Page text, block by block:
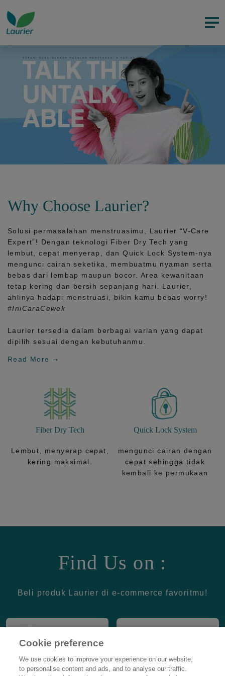
Why Choose Laurier?
Solusi permasalahan menstruasimu, Laurier “V-Care
Expert”! Dengan teknologi Fiber Dry Tech yang
lembut, cepat menyerap, danQuick Lock System-nya
mengunci cairan seketika, membuatmu nyaman serta
bebas dari lembap maupun bocor. Area kewanitaan
tetap kering dan bersih sepanjang hari.
Laurier,
ahlinya hadapi menstruasi, bikin kamu bebas worry!
#IniCaraCewek
Laurier tersedia dalam berbagai varian yang dapat
dipilih sesuai dengan kebutuhanmu.
Read More
Fiber Dry Tech
Lembut, menyerap cepat,
kering maksimal.
Quick Lock System
mengunci cairan dengan
cepat sehingga tidak
kembali ke permukaan
Find Us on :
Beli produk Laurier di e-commerce favoritmu!
Cookie preference
We use cookies to improve your experience on our website,
to personalise content and ads, and to analyse our traffic.